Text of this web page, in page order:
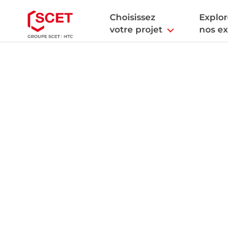
Choisissez
votre projet
nos